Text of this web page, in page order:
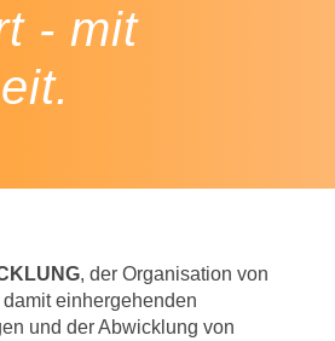
- mit
, der Organisation von
einhergehenden
und der Abwicklung von